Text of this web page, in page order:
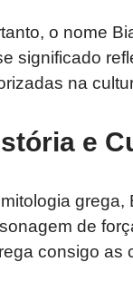
o nome
significado
na
e
de
consigo as